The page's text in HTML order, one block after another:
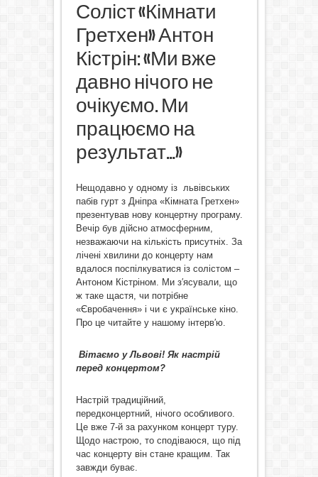
Соліст «Кімнати
Гретхен» Антон
Кістрін: «Ми вже
давно нічого не
очікуємо. Ми
працюємо на
результат…»
Нещодавно у одному із львівських
пабів гурт з Дніпра «Кімната Гретхен»
презентував нову концертну програму.
Вечір був дійсно атмосферним,
незважаючи на кількість присутніх. За
лічені хвилини до концерту нам
вдалося поспілкуватися із солістом –
Антоном Кістріном. Ми з′ясували, що
ж таке щастя, чи потрібне
«Євробачення» і чи є українське кіно.
Про це читайте у нашому інтерв′ю.
Вітаємо у Львові! Як настрій
перед концертом?
Настрій традиційний,
передконцертний, нічого особливого.
Це вже 7-й за рахунком концерт туру.
Щодо настрою, то сподіваюся, що під
час концерту він стане кращим. Так
завжди буває.